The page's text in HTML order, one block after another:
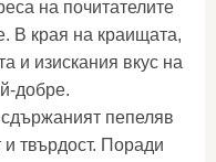
на почитателите
В края на краищата,
и изискания вкус на
добре.
пепеляв
твърдост. Поради